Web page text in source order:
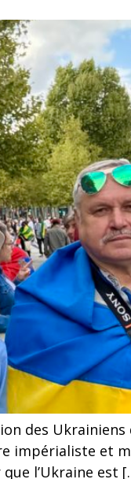
des
impérialiste et
l’Ukraine est